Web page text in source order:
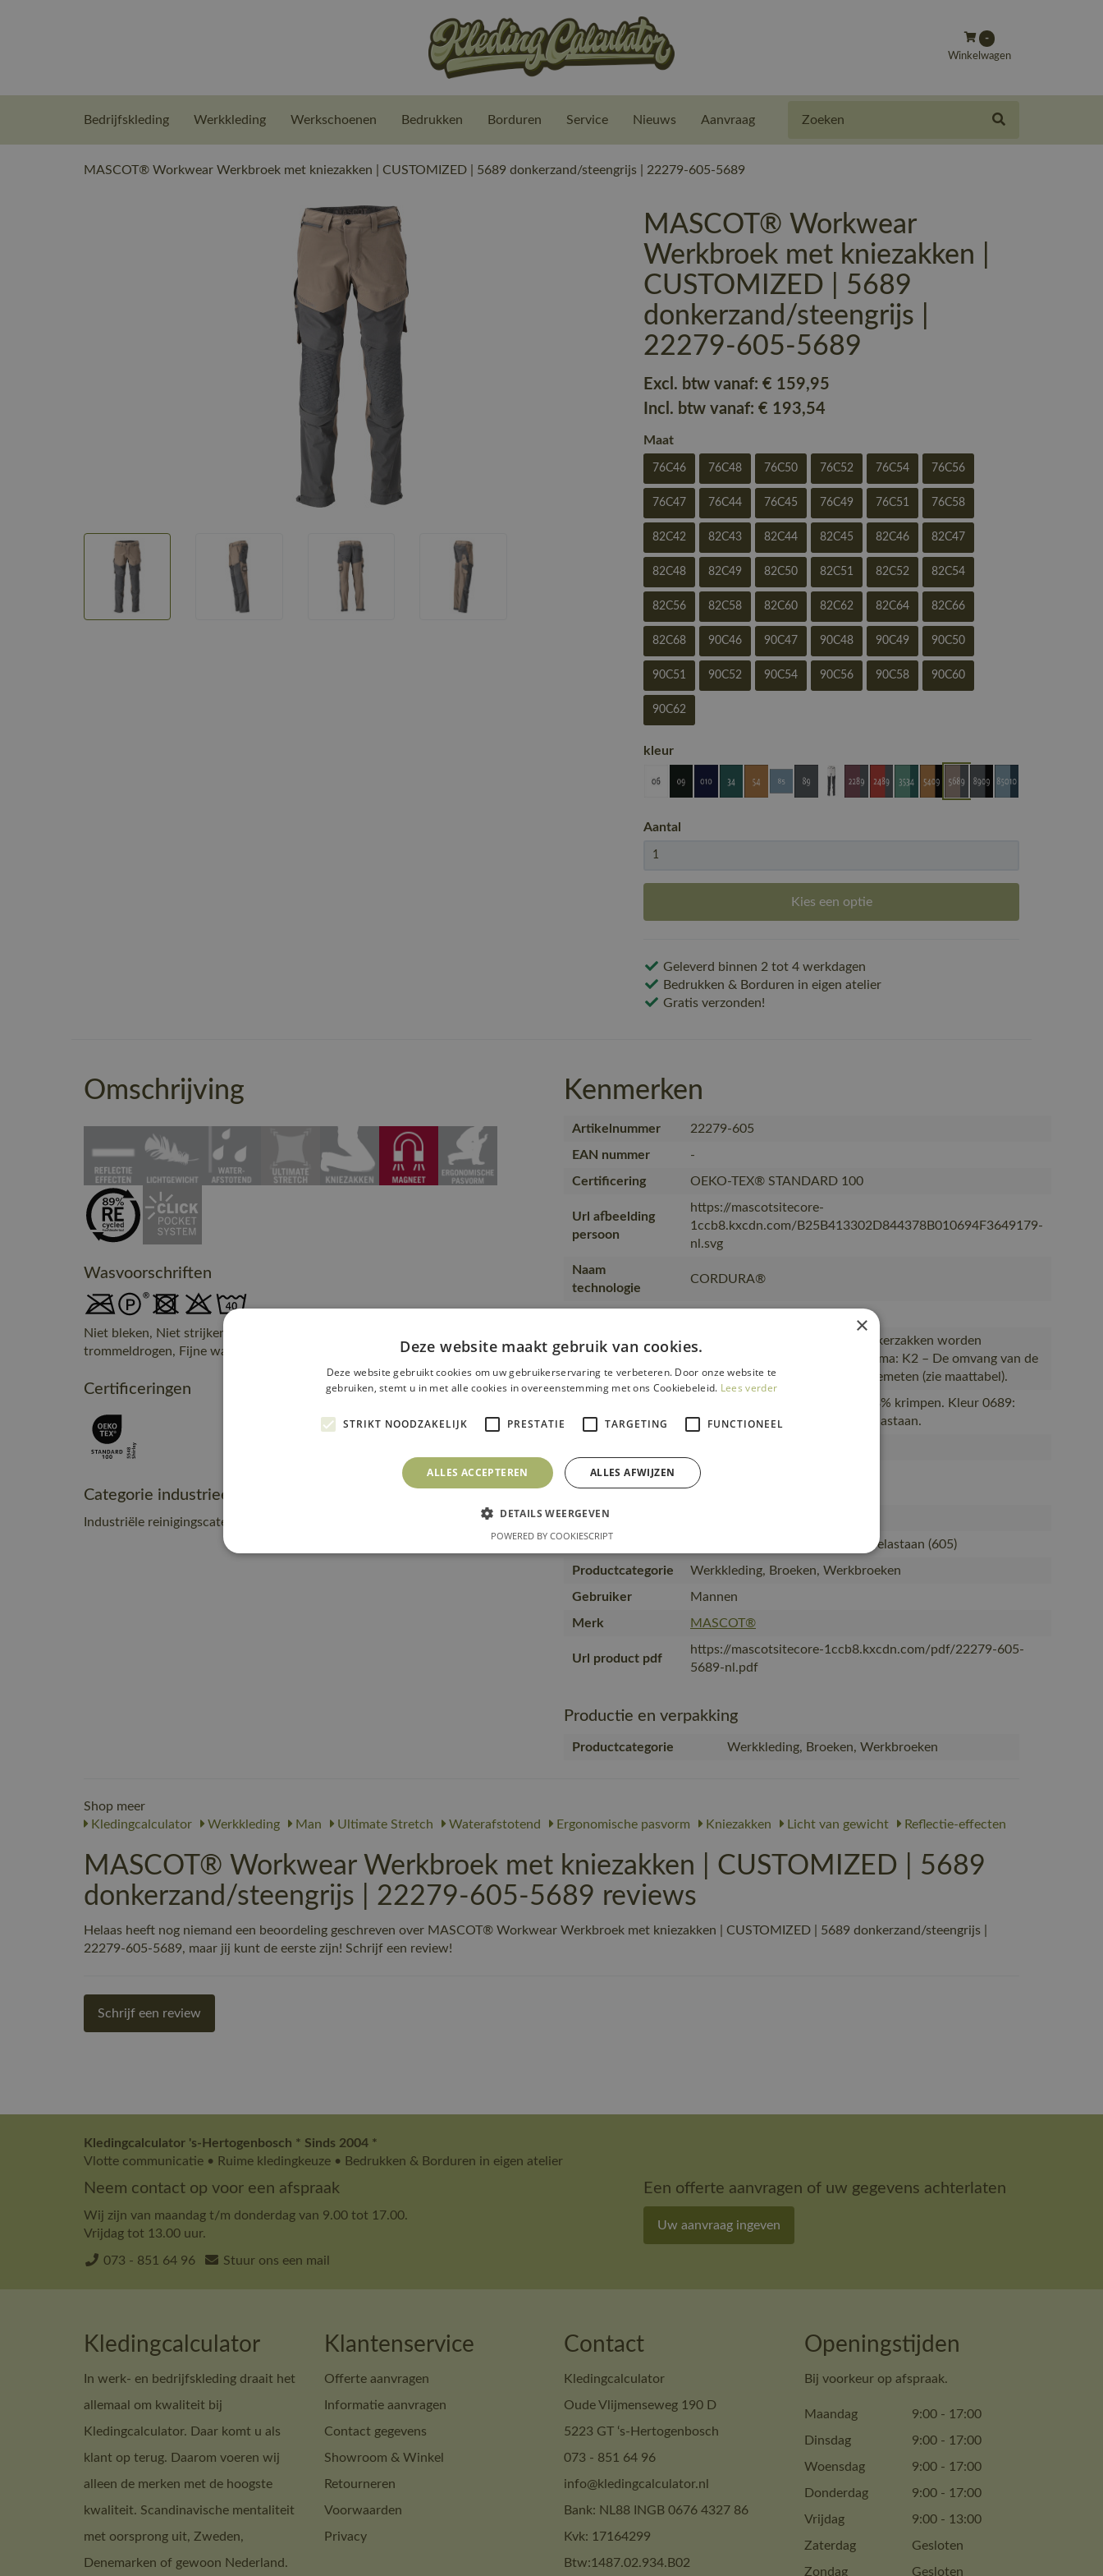
-
Winkelwagen
Bedrijfskleding Werkkleding Werkschoenen Bedrukken Borduren Service Nieuws Aanvraag
MASCOT® Workwear Werkbroek met kniezakken | CUSTOMIZED | 5689 donkerzand/steengrijs | 22279-605-5689
MASCOT® Workwear
Werkbroek met kniezakken |
CUSTOMIZED | 5689
donkerzand/steengrijs |
22279-605-5689
Excl. btw vanaf:€ 159,95
Incl. btw vanaf:€ 193,54
Maat
76C46 76C48 76C50 76C52 76C54 76C56
76C47 76C44 76C45 76C49 76C51 76C58
82C42 82C43 82C44 82C45 82C46 82C47
82C48 82C49 82C50 82C51 82C52 82C54
82C56 82C58 82C60 82C62 82C64 82C66
82C68 90C46 90C47 90C48 90C49 90C50
90C51 90C52 90C54 90C56 90C58 90C60
90C62
kleur
Aantal
Kies een optie
Geleverd binnen 2 tot 4 werkdagen
Bedrukken & Borduren in eigen atelier
Gratis verzonden!
Omschrijving
Wasvoorschriften
Niet bleken, Niet strijken, Kan chemisch gereinigd worden, Niet
trommeldrogen, Fijne was, max. 40° C
Certificeringen
Categorie industrieel onderhoud
Industriële reinigingscategorie C2
Kenmerken
Artikelnummer
22279-605
EAN nummer
-
Certificering
OEKO-TEX® STANDARD 100
Url afbeelding
persoon
https://mascotsitecore-
1ccb8.kxcdn.com/B25B413302D844378B010694F3649179-
nl.svg
Naam
technologie
CORDURA®
De op het product getoonde spijkerzakken worden
afzonderlijk verkocht., Maatschema: K2 – De omvang van de
taille wordt net onder de navel gemeten (zie maattabel).
kw…
ULTIMATE STRETCH. Kan max. 3% krimpen. Kleur 0689:
83% gerecycled polyester/17% elastaan.
Artikel kwaliteit
kleur nummer
22279-605-5689
Producttype
89% gerecycled polyamide/11% elastaan (605)
Productcategorie
Werkkleding, Broeken, Werkbroeken
Gebruiker
Mannen
Merk
MASCOT®
Url product pdf
https://mascotsitecore-1ccb8.kxcdn.com/pdf/22279-605-
5689-nl.pdf
Productie en verpakking
Productcategorie Werkkleding, Broeken, Werkbroeken
Shop meer
Kledingcalculator
Werkkleding Man Ultimate Stretch Waterafstotend Ergonomische pasvorm Kniezakken Licht van gewicht Reflectie-effecten
MASCOT® Workwear Werkbroek met kniezakken | CUSTOMIZED | 5689
donkerzand/steengrijs | 22279-605-5689 reviews
Helaas heeft nog niemand een beoordeling geschreven over MASCOT® Workwear Werkbroek met kniezakken | CUSTOMIZED | 5689 donkerzand/steengrijs |
22279-605-5689, maar jij kunt de eerste zijn! Schrijf een review!
Schrijf een review
Kledingcalculator 's-Hertogenbosch * Sinds 2004 *
Vlotte communicatie • Ruime kledingkeuze • Bedrukken & Borduren in eigen atelier
Neem contact op voor een afspraak
Wij zijn van maandag t/m donderdag van 9.00 tot 17.00.
Vrijdag tot 13.00 uur.
073 - 851 64 96 Stuur ons een mail
Een offerte aanvragen of uw gegevens achterlaten
Uw aanvraag ingeven
Kledingcalculator
In werk- en bedrijfskleding draait het
allemaal om kwaliteit bij
Kledingcalculator. Daar komt u als
klant op terug. Daarom voeren wij
alleen de merken met de hoogste
kwaliteit. Scandinavische mentaliteit
met oorsprong uit, Zweden,
Denemarken of gewoon Nederland.
Klantenservice
Offerte aanvragen
Informatie aanvragen
Contact gegevens
Showroom & Winkel
Retourneren
Voorwaarden
Privacy
Contact
Kledingcalculator
Oude Vlijmenseweg 190 D
5223 GT ‘s-Hertogenbosch
073 - 851 64 96
info@kledingcalculator.nl
Bank: NL88 INGB 0676 4327 86
Kvk: 17164299
Btw:1487.02.934.B02
Openingstijden
Bij voorkeur op afspraak.
Maandag 9:00 - 17:00
Dinsdag
9:00 - 17:00
Woensdag
9:00 - 17:00
Donderdag
9:00 - 17:00
Vrijdag
9:00 - 13:00
Zaterdag
Gesloten
Zondag
Gesloten
×
Deze website maakt gebruik van cookies.
Deze website gebruikt cookies om uw gebruikerservaring te verbeteren. Door onze website te
gebruiken, stemt u in met alle cookies in overeenstemming met ons Cookiebeleid. Lees verder
STRIKT NOODZAKELIJK PRESTATIE TARGETING FUNCTIONEEL
ALLES ACCEPTEREN ALLES AFWIJZEN
DETAILS WEERGEVEN
POWERED BY COOKIESCRIPT